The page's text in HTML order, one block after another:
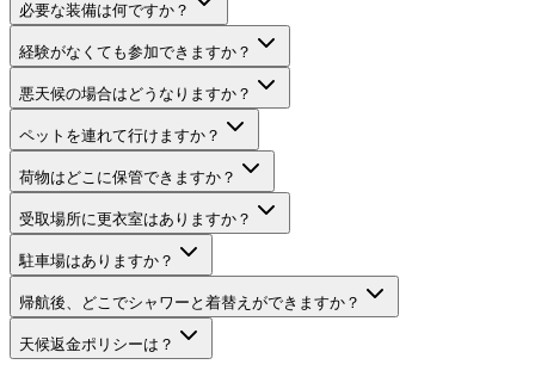
必要な装備は何ですか？
経験がなくても参加できますか？
悪天候の場合はどうなりますか？
ペットを連れて行けますか？
荷物はどこに保管できますか？
受取場所に更衣室はありますか？
駐車場はありますか？
帰航後、どこでシャワーと着替えができますか？
天候返金ポリシーは？